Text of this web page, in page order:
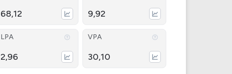
68,12 9,92
LPA
2,96
VPA
30,10